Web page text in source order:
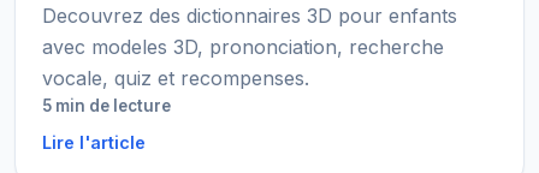
Decouvrez des dictionnaires 3D pour enfants
avec modeles 3D, prononciation, recherche
vocale, quiz et recompenses.
5 min de lecture
Lire l'article